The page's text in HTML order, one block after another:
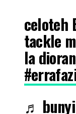
celoteh
tackle
la
♬ bunyi